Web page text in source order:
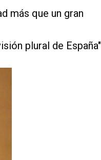
más que un gran
plural de España"